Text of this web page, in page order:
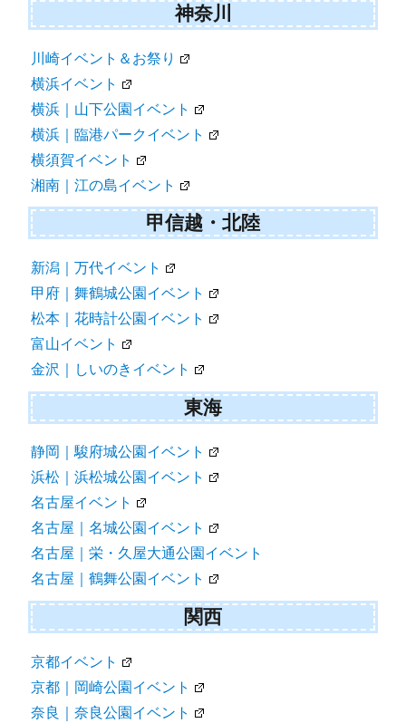
神奈川
川崎イベント＆お祭り
横浜イベント
横浜｜山下公園イベント
横浜｜臨港パークイベント
横須賀イベント
湘南｜江の島イベント
甲信越・北陸
新潟｜万代イベント
甲府｜舞鶴城公園イベント
松本｜花時計公園イベント
富山イベント
金沢｜しいのきイベント
東海
静岡｜駿府城公園イベント
浜松｜浜松城公園イベント
名古屋イベント
名古屋｜名城公園イベント
名古屋｜栄・久屋大通公園イベント
名古屋｜鶴舞公園イベント
関西
京都イベント
京都｜岡崎公園イベント
奈良｜奈良公園イベント